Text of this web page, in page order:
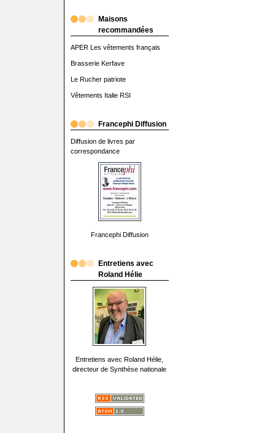
Maisons
recommandées
APER Les vêtements français
Brasserie Kerfave
Le Rucher patriote
Vêtements Italie RSI
Francephi Diffusion
Diffusion de livres par
correspondance
Francephi Diffusion
Entretiens avec
Roland Hélie
Entretiens avec Roland Hélie,
directeur de Synthèse nationale